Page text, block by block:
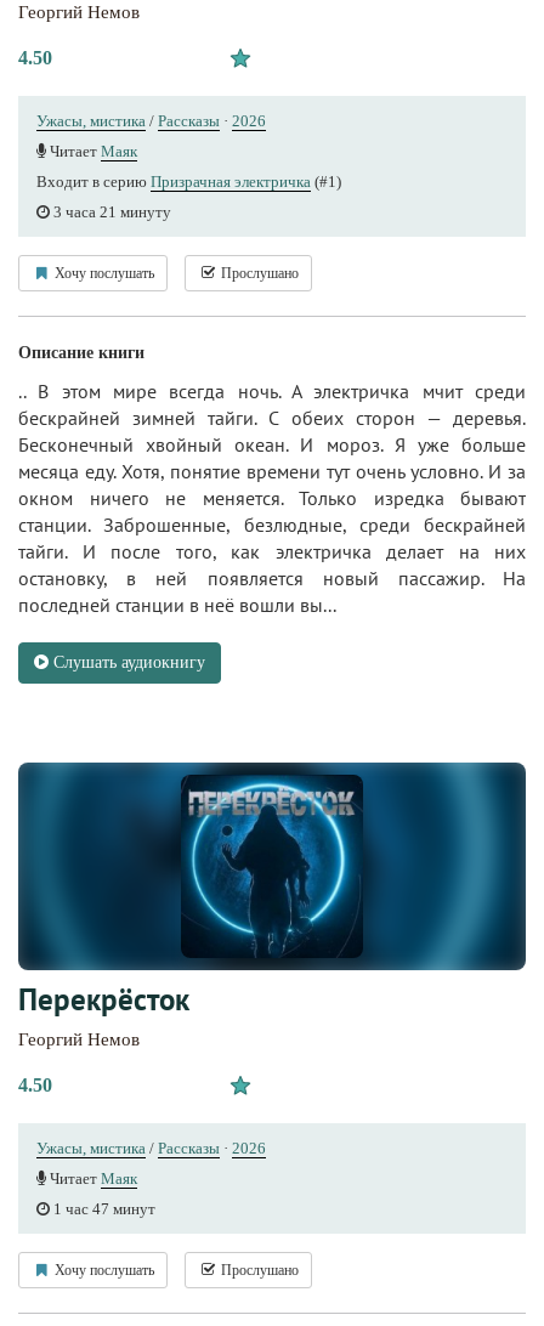
Георгий Немов
4.50
Ужасы, мистика / Рассказы · 2026
Читает Маяк
Входит в серию Призрачная электричка (#1)
3 часа 21 минуту
Хочу послушать Прослушано
Описание книги
.. В этом мире всегда ночь. А электричка мчит среди
бескрайней зимней тайги. С обеих сторон — деревья.
Бесконечный хвойный океан. И мороз. Я уже больше
месяца еду. Хотя, понятие времени тут очень условно. И за
окном ничего не меняется. Только изредка бывают
станции. Заброшенные, безлюдные, среди бескрайней
тайги. И после того, как электричка делает на них
остановку, в ней появляется новый пассажир. На
последней станции в неё вошли вы...
Слушать аудиокнигу
Перекрёсток
Георгий Немов
4.50
Ужасы, мистика / Рассказы · 2026
Читает Маяк
1 час 47 минут
Хочу послушать Прослушано